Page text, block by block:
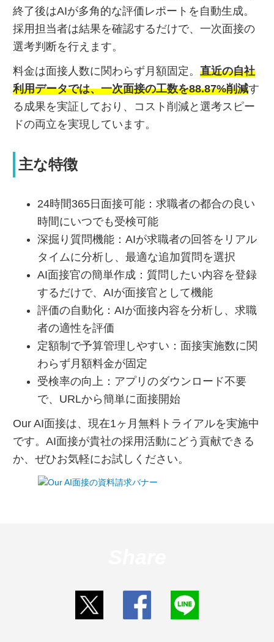
終了後はAIが多角的な評価レポートを自動生成。
採用担当者は結果を確認するだけで、一次面接の
選考判断を行えます。
料金は面接人数に関わらず月額固定。 直近の自社
利用データでは、一次面接の工数を88.87%削減す
る成果を実証しており、コスト削減と選考スピー
ドの両立を実現しています。
主な特徴
24時間365日面接可能：求職者の都合の良い
時間にいつでも受検可能
深掘り質問機能：AIが求職者の回答をリアル
タイムに分析し、最適な追加質問を選択
AI面接官の簡単作成：質問したい内容を登録
するだけで、AIが面接官として機能
評価の自動化：AIが面接内容を分析し、求職
者の適性を評価
定額制で予算管理しやすい：面接実施数に関
わらず月額料金が固定
受検率の向上：アプリのダウンロード不要
で、URLから簡単に面接開始
Our AI面接は、現在1ヶ月無料トライアルを実施中
です。AI面接が貴社の採用活動にどう貢献できる
か、ぜひお気軽にお試しください。